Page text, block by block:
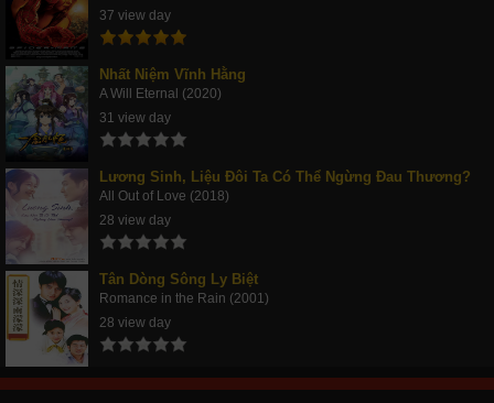
37 view day
Nhất Niệm Vĩnh Hằng
A Will Eternal (2020)
31 view day
Lương Sinh, Liệu Đôi Ta Có Thể Ngừng Đau Thương?
All Out of Love (2018)
28 view day
Tân Dòng Sông Ly Biệt
Romance in the Rain (2001)
28 view day